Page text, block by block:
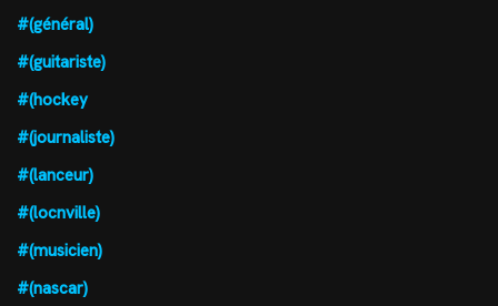
#(général)
#(guitariste)
#(hockey
#(journaliste)
#(lanceur)
#(locnville)
#(musicien)
#(nascar)